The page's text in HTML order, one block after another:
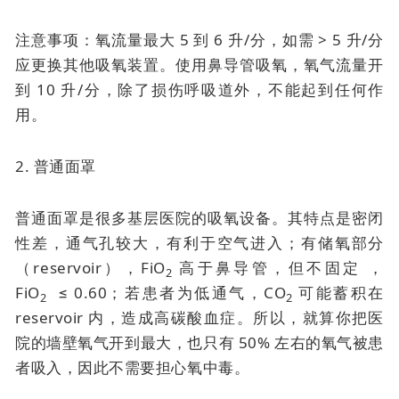
注意事项：氧流量最大 5 到 6 升/分，如需 > 5 升/分
应更换其他吸氧装置。使用鼻导管吸氧，氧气流量开
到 10 升/分，除了损伤呼吸道外，不能起到任何作
用。
2. 普通面罩
普通面罩是很多基层医院的吸氧设备。其特点是密闭
性差，通气孔较大，有利于空气进入；有储氧部分
（reservoir），FiO2 高于鼻导管，但不固定 ，
FiO2 ≤ 0.60；若患者为低通气，CO2 可能蓄积在
reservoir 内，造成高碳酸血症。所以，就算你把医
院的墙壁氧气开到最大，也只有 50% 左右的氧气被患
者吸入，因此不需要担心氧中毒。